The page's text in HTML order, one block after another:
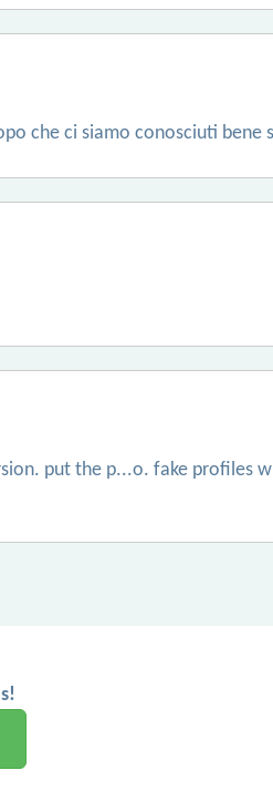
che ci siamo conosciuti bene
put the p...o. fake profiles